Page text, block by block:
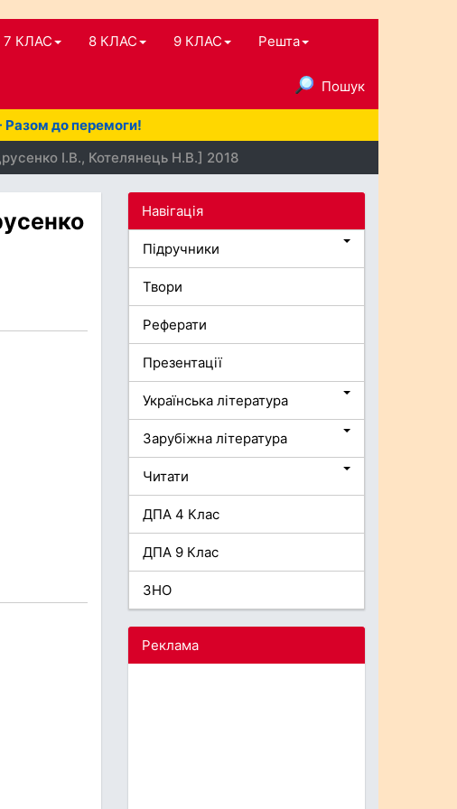
7 КЛАС 8 КЛАС 9 КЛАС Решта
Пошук
Разом до перемоги!
І.В., Котелянець Н.В.] 2018
Навігація
Підручники
Твори
Реферати
Презентації
Українська література
Зарубіжна література
Читати
ДПА 4 Клас
ДПА 9 Клас
ЗНО
Реклама